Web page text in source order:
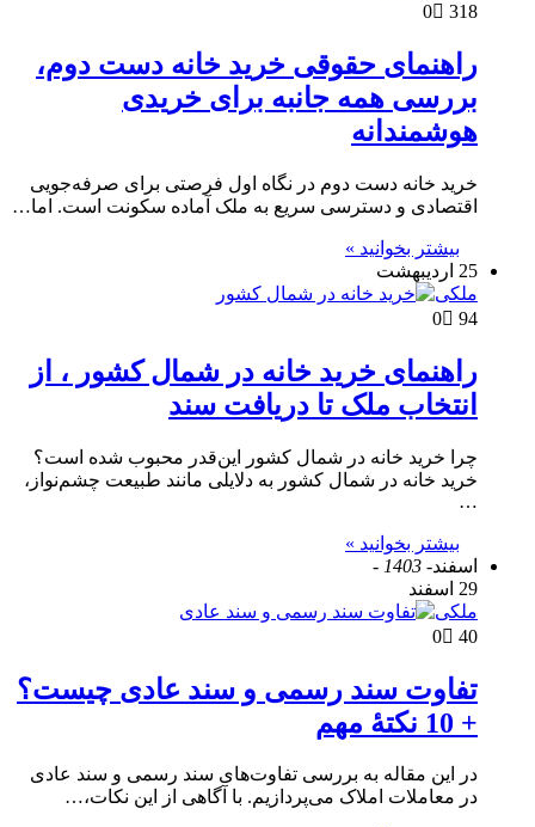
0
318
راهنمای حقوقی خرید خانه دست دوم،
بررسی همه جانبه برای خریدی
هوشمندانه
خرید خانه دست دوم در نگاه اول فرصتی برای صرفه‌جویی
اقتصادی و دسترسی سریع به ملک آماده سکونت است. اما…
بیشتر بخوانید »
25 اردیبهشت
ملکی
0
94
راهنمای خرید خانه در شمال کشور ، از
انتخاب ملک تا دریافت سند
چرا خرید خانه در شمال کشور این‌قدر محبوب شده است؟
خرید خانه در شمال کشور به دلایلی مانند طبیعت چشم‌نواز،
…
بیشتر بخوانید »
اسفند- 1403 -
29 اسفند
ملکی
0
40
تفاوت سند رسمی و سند عادی چیست؟
+ 10 نکتۀ مهم
در این مقاله به بررسی تفاوت‌های سند رسمی و سند عادی
در معاملات املاک می‌پردازیم. با آگاهی از این نکات،…